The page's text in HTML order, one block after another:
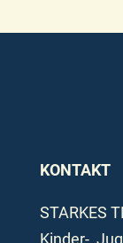
KONTAKT
STARKES